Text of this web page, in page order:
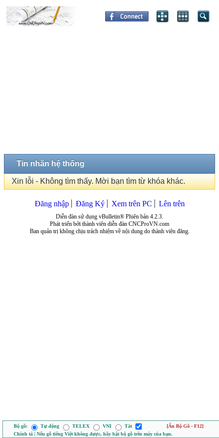
Tin nhắn hệ thống
Xin lỗi - Không tìm thấy. Mời bạn tìm từ khóa khác.
Đăng nhập Đăng Ký Xem trên PC Lên trên
Diễn đàn sử dụng vBulletin® Phiên bản 4.2.3.
Phát triển bởi thành viên diễn đàn CNCProVN.com
Ban quản trị không chịu trách nhiệm về nội dung do thành viên đăng.
Bộ gõ: Tự động TELEX VNI Tắt
[Ẩn Bộ Gõ - F12]
Chính tả | Nếu gõ tiếng Việt không được, hãy bật bộ gõ trên máy của bạn.